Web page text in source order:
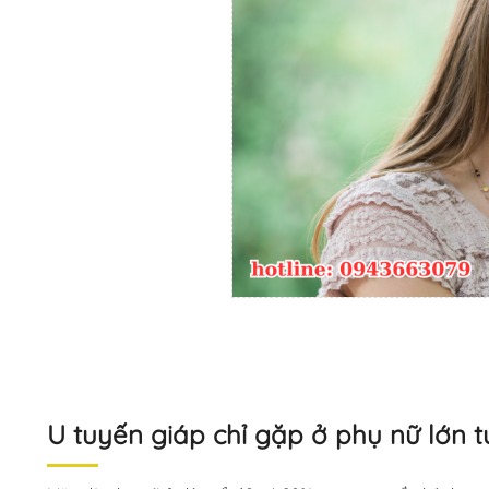
U tuyến giáp chỉ gặp ở phụ nữ lớn